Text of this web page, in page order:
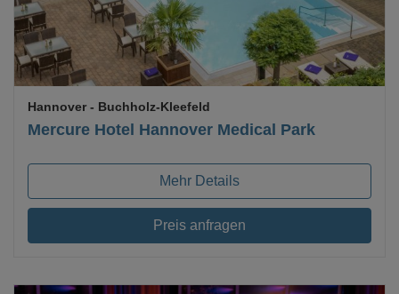
Mercure Hotel Hannover Medical Park
Hannover - Buchholz-Kleefeld
Mehr Details
Preis anfragen